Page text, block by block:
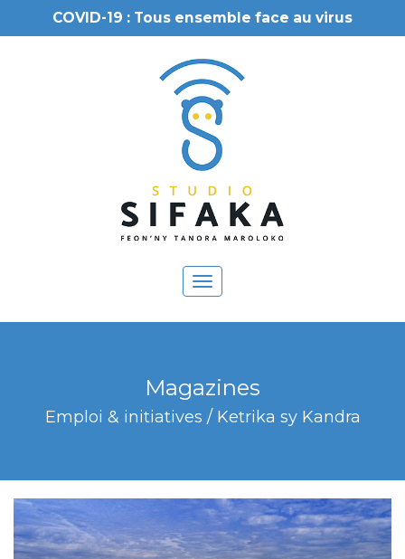
COVID-19 : Tous ensemble face au virus
Toggle
navigation
Magazines
Emploi & initiatives / Ketrika sy Kandra